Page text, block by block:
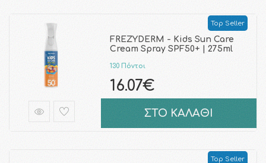
Top Seller
FREZYDERM - Kids Sun Care
Cream Spray SPF50+ | 275ml
130 Πόντοι
16.07€
ΣΤΟ ΚΑΛΑΘΙ
Top Seller